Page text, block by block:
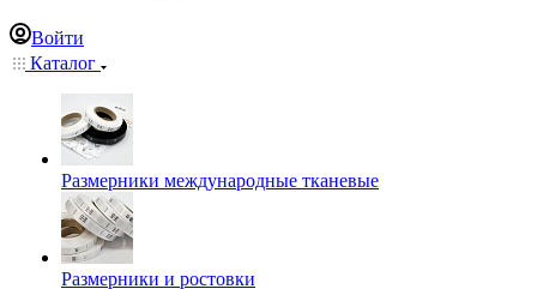
Войти
Каталог
Размерники международные тканевые
Размерники и ростовки